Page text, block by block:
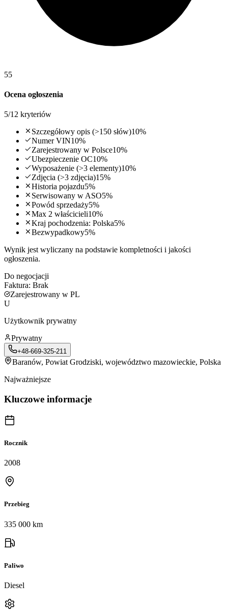
55
Ocena ogłoszenia
5/12 kryteriów
Szczegółowy opis (>150 słów)10%
Numer VIN10%
Zarejestrowany w Polsce10%
Ubezpieczenie OC10%
Wyposażenie (>3 elementy)10%
Zdjęcia (>3 zdjęcia)15%
Historia pojazdu5%
Serwisowany w ASO5%
Powód sprzedaży5%
Max 2 właścicieli10%
Kraj pochodzenia: Polska5%
Bezwypadkowy5%
Wynik jest wyliczany na podstawie kompletności i jakości
ogłoszenia.
Do negocjacji
Faktura: Brak
Zarejestrowany w PL
U
Użytkownik prywatny
Prywatny
+48-669-325-211
Baranów, Powiat Grodziski, województwo mazowieckie, Polska
Najważniejsze
Kluczowe informacje
Rocznik
2008
Przebieg
335 000 km
Paliwo
Diesel